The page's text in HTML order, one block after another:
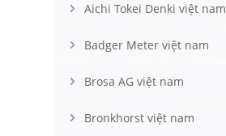
Aichi Tokei Denki việt nam
Badger Meter việt nam
Brosa AG việt nam
Bronkhorst việt nam